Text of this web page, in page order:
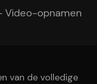
Video-opnamen
van de volledige